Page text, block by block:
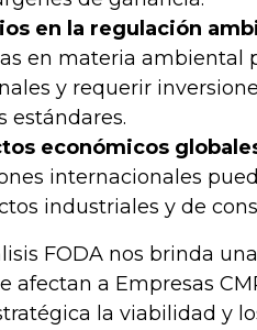
en la regulación
en materia ambiental
y requerir
estándares.
económicos
internacionales
industriales y de
FODA nos brinda
afectan a Empresas
la viabilidad y